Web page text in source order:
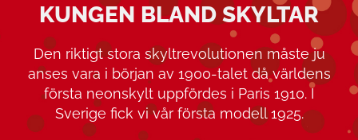
KUNGEN BLAND SKYLTAR
Den riktigt stora skyltrevolutionen måste ju
anses vara i början av 1900-talet då världens
första neonskylt uppfördes i Paris 1910. I
Sverige fick vi vår första modell 1925.